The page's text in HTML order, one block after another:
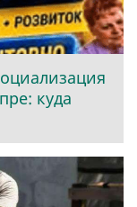
куда